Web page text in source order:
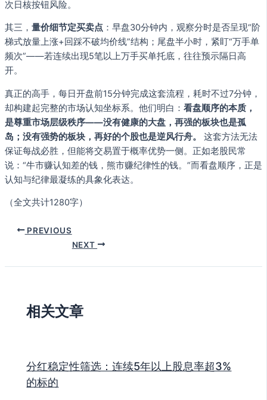
次日核按钮风险。
其三， 量价细节定买卖点 ：早盘30分钟内，观察分时是否呈现“阶
梯式放量上涨+回踩不破均价线”结构；尾盘半小时，紧盯“万手单
频次”——若连续出现5笔以上万手买单托底，往往预示隔日高
开。
真正的高手，每日开盘前15分钟完成这套流程，耗时不过7分钟，
却构建起完整的市场认知坐标系。他们明白： 看盘顺序的本质，
是尊重市场层级秩序——没有健康的大盘，再强的板块也是孤
岛；没有强势的板块，再好的个股也是逆风行舟。
这套方法无法
保证每战必胜，但能将交易置于概率优势一侧。正如老股民常
说：“牛市赚认知差的钱，熊市赚纪律性的钱。”而看盘顺序，正是
认知与纪律最凝练的具象化表达。
（全文共计1280字）
PREVIOUS
NEXT
相关文章
分红稳定性筛选：连续5年以上股息率超3%
的标的